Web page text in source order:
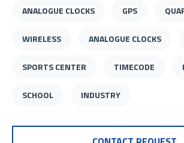
ANALOGUE CLOCKS GPS
WIRELESS ANALOGUE CLOCKS
SPORTS CENTER TIMECODE
SCHOOL INDUSTRY